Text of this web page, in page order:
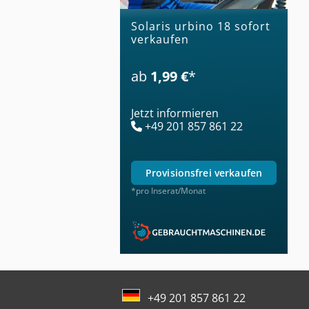
solaris urbino 18 sofort
verkaufen
ab 1,99 €*
Jetzt informieren
+49 201 857 861 22
provisionsfrei verkaufen
*pro Inserat/Monat
+49 201 857 861 22